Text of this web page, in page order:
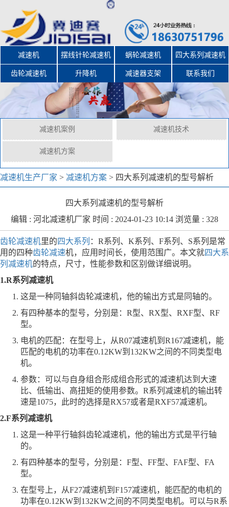
减速机 摆线针轮减速机 蜗轮减速机 四大系列减速机
齿轮减速机 升降机 减速器支架 联系我们
减速机案例 减速机技术
减速机方案
减速机生产厂家 > 减速机方案 > 四大系列减速机的型号解析
四大系列减速机的型号解析
编辑 : 河北减速机厂家 时间 : 2024-01-23 10:14 浏览量 : 328
齿轮减速机里的四大系列 ：R系列、K系列、F系列、S系列是常
用的四种齿轮减速机，应用时间长，使用范围广。本文就四大系
列减速机的特点，尺寸，性能参数和区别做详细说明。
1.R系列减速机
这是一种同轴斜齿轮减速机，他的输出方式是同轴的。
有四种基本的型号，分别是：R型、RX型、RXF型、RF
型。
电机的匹配：在型号上，从R07减速机到R167减速机，能
匹配的电机的功率在0.12KW到132KW之间的不同类型电
机。
参数：可以与自身组合形成组合形式的减速机达到大速
比、低输出、高扭矩的使用参数。R系列减速机的输出转
速是1075，此时的选择是RX57或者是RXF57减速机。
2.F系列减速机
这是一种平行轴斜齿轮减速机，他的输出方式是平行轴
的。
有四种基本的型号，分别是：F型、FF型、FAF型、FA
型。
在型号上，从F27减速机到F157减速机，能匹配的电机的
功率在0.12KW到132KW之间的不同类型电机。可以与R系